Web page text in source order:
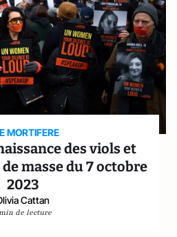
MORTIFERE
des viols et
masse du 7 octobre
2023
Cattan
de lecture